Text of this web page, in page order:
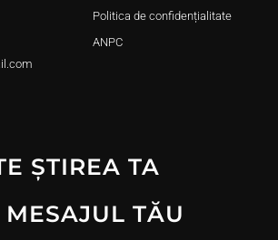
Politica de confidențialitate
ANPC
ȘTIREA TA
TĂU